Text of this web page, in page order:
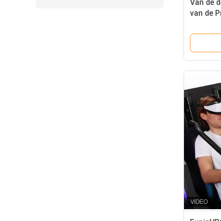
Van de
van de